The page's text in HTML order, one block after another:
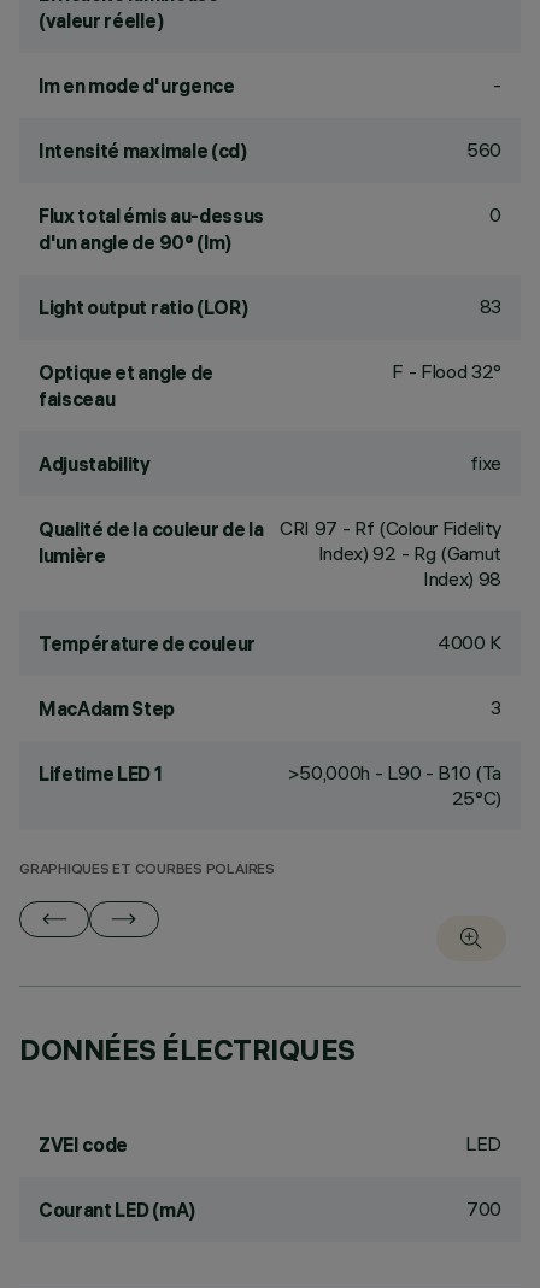
(valeur réelle)
lm en mode d'urgence -
Intensité maximale (cd) 560
Flux total émis au-dessus
d'un angle de 90° (lm)
0
Light output ratio (LOR) 83
Optique et angle de
faisceau
F - Flood 32°
Adjustability fixe
Qualité de la couleur de la
lumière
CRI 97 - Rf (Colour Fidelity
Index) 92 - Rg (Gamut
Index) 98
Température de couleur 4000 K
MacAdam Step 3
Lifetime LED 1
>50,000h - L90 - B10 (Ta
25°C)
GRAPHIQUES ET COURBES POLAIRES
DONNÉES ÉLECTRIQUES
ZVEI code LED
Courant LED (mA) 700